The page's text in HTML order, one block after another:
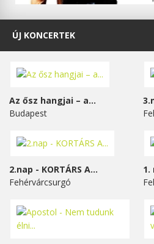
ÚJ KONCERTEK
Az ősz hangjai – a...
Budapest
2.nap - KORTÁRS A...
Fehérvárcsurgó
1.